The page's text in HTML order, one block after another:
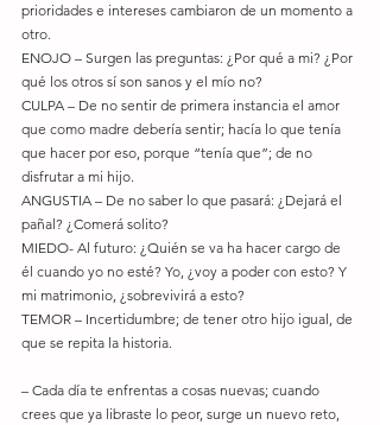
prioridades e intereses cambiaron de un momento a
otro.
ENOJO – Surgen las preguntas: ¿Por qué a mi? ¿Por
qué los otros sí son sanos y el mío no?
CULPA – De no sentir de primera instancia el amor
que como madre debería sentir; hacía lo que tenía
que hacer por eso, porque “tenía que”; de no
disfrutar a mi hijo.
ANGUSTIA – De no saber lo que pasará: ¿Dejará el
pañal? ¿Comerá solito?
MIEDO- Al futuro: ¿Quién se va ha hacer cargo de
él cuando yo no esté? Yo, ¿voy a poder con esto? Y
mi matrimonio, ¿sobrevivirá a esto?
TEMOR – Incertidumbre; de tener otro hijo igual, de
que se repita la historia.
– Cada día te enfrentas a cosas nuevas; cuando
crees que ya libraste lo peor, surge un nuevo reto,